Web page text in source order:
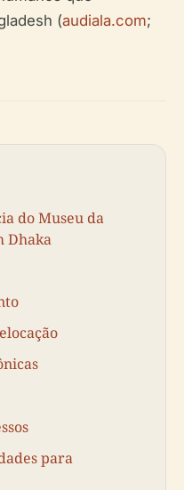
(audiala.com;
do Museu da
Dhaka
para